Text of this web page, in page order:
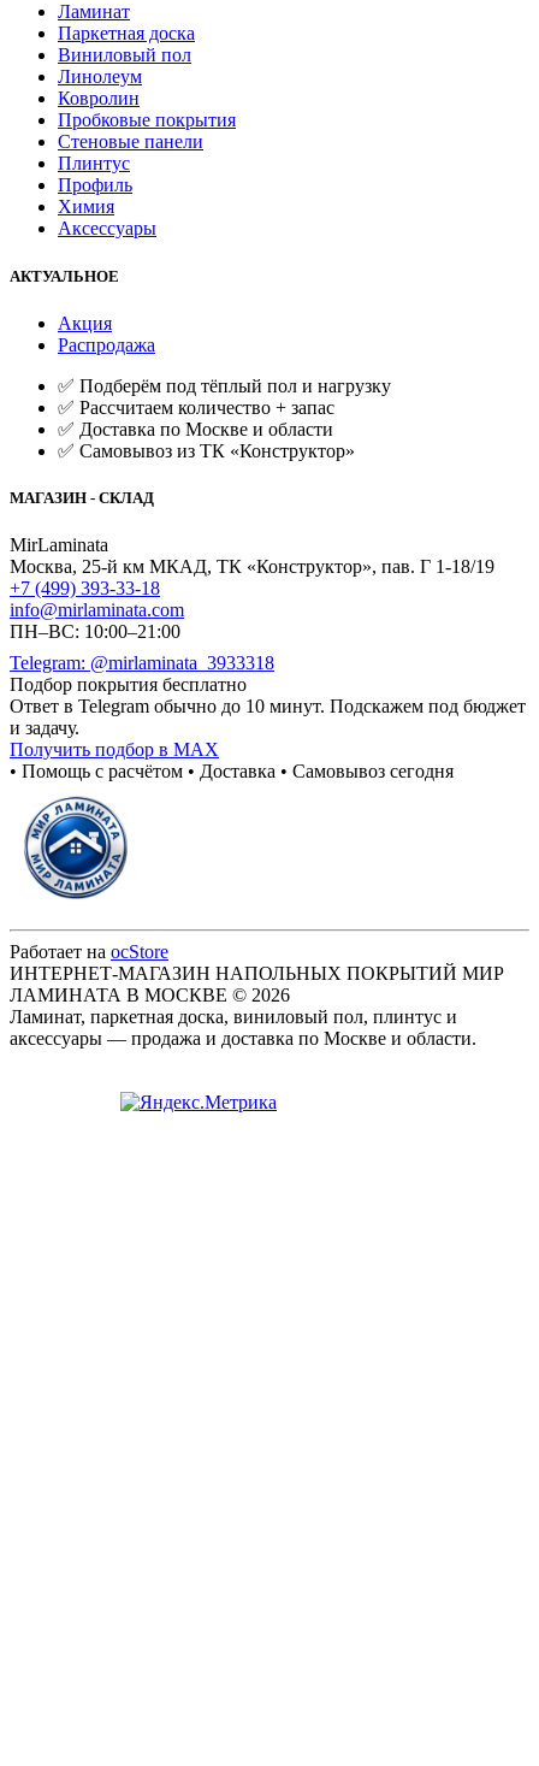
Ламинат
Паркетная доска
Виниловый пол
Линолеум
Ковролин
Пробковые покрытия
Стеновые панели
Плинтус
Профиль
Химия
Аксессуары
АКТУАЛЬНОЕ
Акция
Распродажа
✅ Подберём под тёплый пол и нагрузку
✅ Рассчитаем количество + запас
✅ Доставка по Москве и области
✅ Самовывоз из ТК «Конструктор»
МАГАЗИН - СКЛАД
MirLaminata
Москва, 25-й км МКАД, ТК «Конструктор», пав. Г 1-18/19
+7 (499) 393-33-18
info@mirlaminata.com
ПН–ВС: 10:00–21:00
Telegram: @mirlaminata_3933318
Подбор покрытия бесплатно
Ответ в Telegram обычно до 10 минут. Подскажем под бюджет
и задачу.
Получить подбор в MAX
• Помощь с расчётом • Доставка • Самовывоз сегодня
Работает на ocStore
ИНТЕРНЕТ-МАГАЗИН НАПОЛЬНЫХ ПОКРЫТИЙ МИР
ЛАМИНАТА В МОСКВЕ © 2026
Ламинат, паркетная доска, виниловый пол, плинтус и
аксессуары — продажа и доставка по Москве и области.